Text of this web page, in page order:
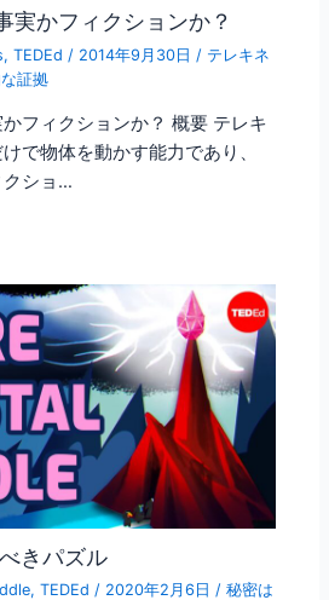
実かフィクションか？
,TEDEd / 2014年9月30日 / テレキネ
証拠
フィクションか？ 概要 テレキ
で物体を動かす能力であり、
クショ…
きパズル
,TEDEd / 2020年2月6日/秘密は